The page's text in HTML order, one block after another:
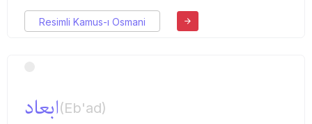
Resimli Kamus-ı Osmani
ابعاد(Eb'ad)